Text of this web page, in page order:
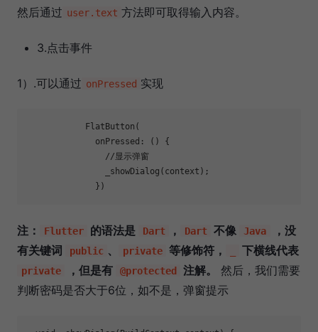
然后通过 user.text 方法即可取得输入内容。
3.点击事件
1）.可以通过 onPressed 实现
            FlatButton(
              onPressed: () {
//显示弹窗
                _showDialog(context);
注： Flutter 的语法是 Dart ， Dart 不像 Java
，没
有关键词
public 、 private 等修饰符， 下横线代表
private ，但是有 @protected 注解。
然后，我们需要
判断密码是否大于6位，如不是，弹窗提示